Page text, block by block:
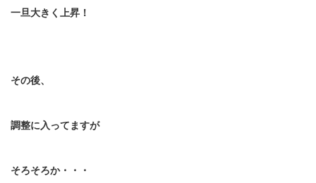
一旦大きく上昇！
その後、
調整に入ってますが
そろそろか・・・